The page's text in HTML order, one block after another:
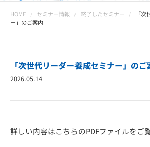
HOME セミナー情報 終了したセミナー
「
ー」のご案内
「次世代リーダー養成セミナー」のご
2026.05.14
詳しい内容はこちらのPDFファイルをご